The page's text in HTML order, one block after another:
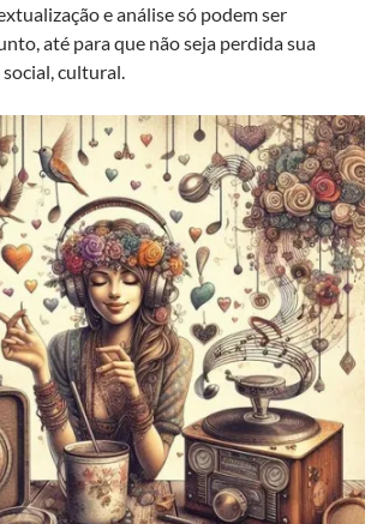
e análise só podem ser
até para que não seja perdida sua
cultural.